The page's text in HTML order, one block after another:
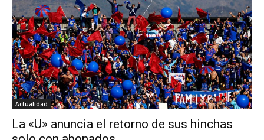
Actualidad
La «U» anuncia el retorno de sus hinchas